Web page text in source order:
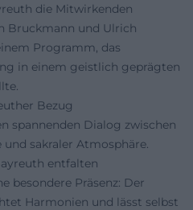
die Mitwirkenden
Bruckmann und Ulrich
Programm, das
in einem geistlich geprägten
Bezug
spannenden Dialog zwischen
sakraler Atmosphäre.
entfalten
besondere Präsenz: Der
Harmonien und lässt selbst